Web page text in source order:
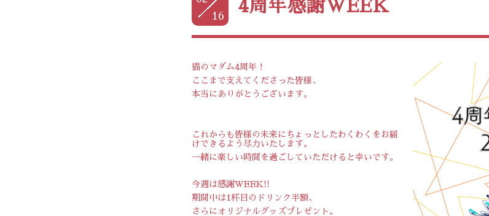
16
4周年感謝WEEK
猫のマダム4周年！
ここまで支えてくださった皆様、
本当にありがとうございます。
これからも皆様の未来にちょっとしたわくわくをお届
けできるよう尽力いたします。
一緒に楽しい時間を過ごしていただけると幸いです。
今週は感謝WEEK!!
期間中は1杯目のドリンク半額、
さらにオリジナルグッズプレゼント。